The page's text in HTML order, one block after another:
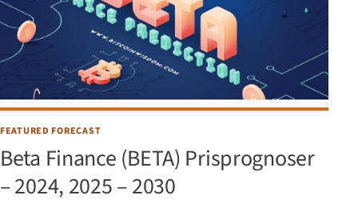
FEATURED FORECAST
Beta Finance (BETA) Prisprognoser
– 2024, 2025 – 2030